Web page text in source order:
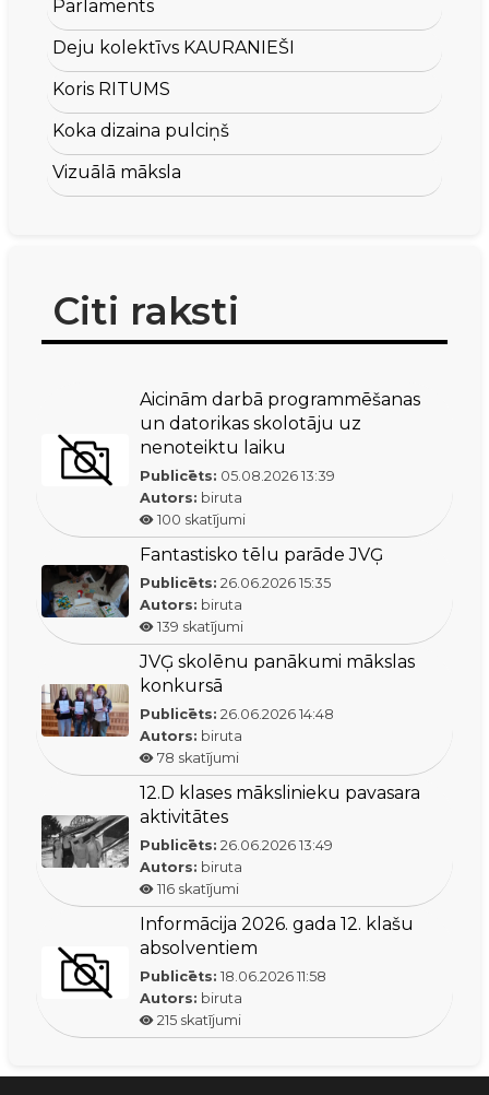
Parlaments
Deju kolektīvs KAURANIEŠI
Koris RITUMS
Koka dizaina pulciņš
Vizuālā māksla
Citi raksti
Aicinām darbā programmēšanas
un datorikas skolotāju uz
nenoteiktu laiku
Publicēts: 05.08.2026 13:39
Autors: biruta
100 skatījumi
Fantastisko tēlu parāde JVĢ
Publicēts: 26.06.2026 15:35
Autors: biruta
139 skatījumi
JVĢ skolēnu panākumi mākslas
konkursā
Publicēts: 26.06.2026 14:48
Autors: biruta
78 skatījumi
12.D klases mākslinieku pavasara
aktivitātes
Publicēts: 26.06.2026 13:49
Autors: biruta
116 skatījumi
Informācija 2026. gada 12. klašu
absolventiem
Publicēts: 18.06.2026 11:58
Autors: biruta
215 skatījumi